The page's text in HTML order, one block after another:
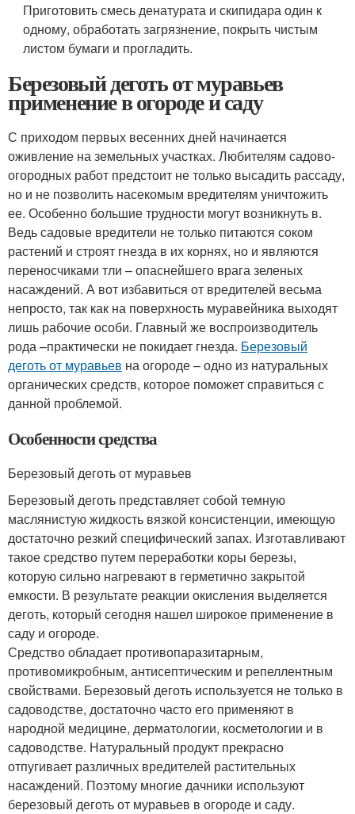
Приготовить смесь денатурата и скипидара один к
одному, обработать загрязнение, покрыть чистым
листом бумаги и прогладить.
Березовый деготь от муравьев
применение в огороде и саду
С приходом первых весенних дней начинается
оживление на земельных участках. Любителям садово-
огородных работ предстоит не только высадить рассаду,
но и не позволить насекомым вредителям уничтожить
ее. Особенно большие трудности могут возникнуть в.
Ведь садовые вредители не только питаются соком
растений и строят гнезда в их корнях, но и являются
переносчиками тли – опаснейшего врага зеленых
насаждений. А вот избавиться от вредителей весьма
непросто, так как на поверхность муравейника выходят
лишь рабочие особи. Главный же воспроизводитель
рода –практически не покидает гнезда. Березовый
деготь от муравьев на огороде – одно из натуральных
органических средств, которое поможет справиться с
данной проблемой.
Особенности средства
Березовый деготь от муравьев
Березовый деготь представляет собой темную
маслянистую жидкость вязкой консистенции, имеющую
достаточно резкий специфический запах. Изготавливают
такое средство путем переработки коры березы,
которую сильно нагревают в герметично закрытой
емкости. В результате реакции окисления выделяется
деготь, который сегодня нашел широкое применение в
саду и огороде.
Средство обладает противопаразитарным,
противомикробным, антисептическим и репеллентным
свойствами. Березовый деготь используется не только в
садоводстве, достаточно часто его применяют в
народной медицине, дерматологии, косметологии и в
садоводстве. Натуральный продукт прекрасно
отпугивает различных вредителей растительных
насаждений. Поэтому многие дачники используют
березовый деготь от муравьев в огороде и саду.